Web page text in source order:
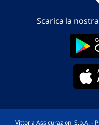
Scarica la
Vittoria Assicurazioni S.p.A. -